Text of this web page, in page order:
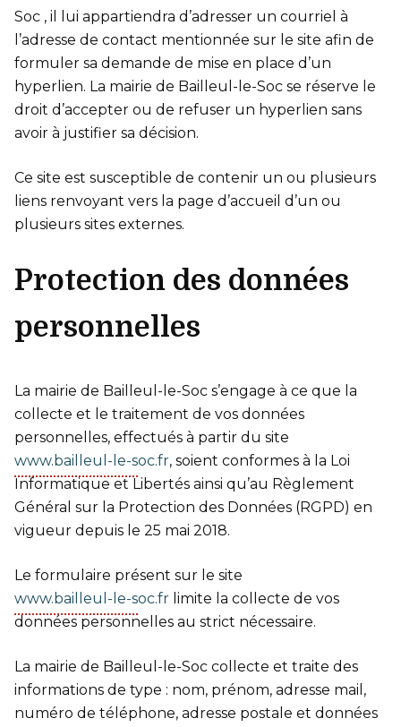
Soc , il lui appartiendra d’adresser un courriel à
l’adresse de contact mentionnée sur le site afin de
formuler sa demande de mise en place d’un
hyperlien. La mairie de Bailleul-le-Soc se réserve le
droit d’accepter ou de refuser un hyperlien sans
avoir à justifier sa décision.
Ce site est susceptible de contenir un ou plusieurs
liens renvoyant vers la page d’accueil d’un ou
plusieurs sites externes.
Protection des données
personnelles
La mairie de Bailleul-le-Soc s’engage à ce que la
collecte et le traitement de vos données
personnelles, effectués à partir du site
www.bailleul-le-soc.fr, soient conformes à la Loi
Informatique et Libertés ainsi qu’au Règlement
Général sur la Protection des Données (RGPD) en
vigueur depuis le 25 mai 2018.
Le formulaire présent sur le site
www.bailleul-le-soc.fr limite la collecte de vos
données personnelles au strict nécessaire.
La mairie de Bailleul-le-Soc collecte et traite des
informations de type : nom, prénom, adresse mail,
numéro de téléphone, adresse postale et données